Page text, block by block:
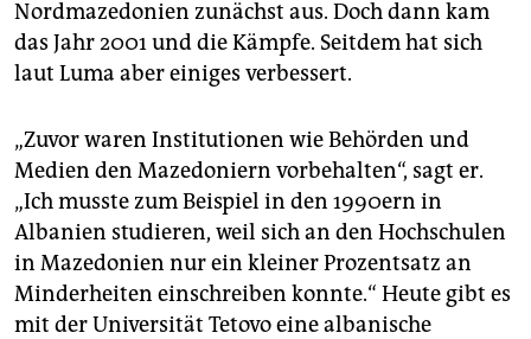
Nordmazedonien zunächst aus. Doch dann kam
das Jahr 2001 und die Kämpfe. Seitdem hat sich
laut Luma aber einiges verbessert.
„Zuvor waren Institutionen wie Behörden und
Medien den Mazedoniern vorbehalten“, sagt er.
„Ich musste zum Beispiel in den 1990ern in
Albanien studieren, weil sich an den Hochschulen
in Mazedonien nur ein kleiner Prozentsatz an
Minderheiten einschreiben konnte.“ Heute gibt es
mit der Universität Tetovo eine albanische